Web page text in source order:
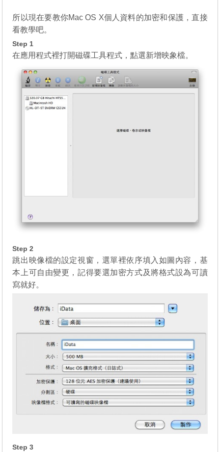
所以現在要教你Mac OS X個人資料的加密和保護，直接
看教學吧。
Step 1
在應用程式裡打開磁碟工具程式，點選新增映象檔。
Step 2
跳出映像檔的設定視窗，選單裡依序填入如圖內容，基
本上可自由變更，記得要選加密方式及將格式設為可讀
寫就好。
Step 3